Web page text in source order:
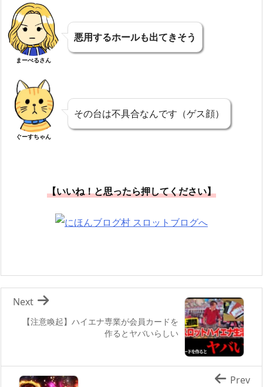
まーべるさん
悪用するホールも出てきそう
ぐーすちゃん
その台は不具合なんです（ゲス顔）
【いいね！と思ったら押してください】
【注意喚起】ハイエナ専業が会員カードを
作るとヤバいらしい
Next
Prev